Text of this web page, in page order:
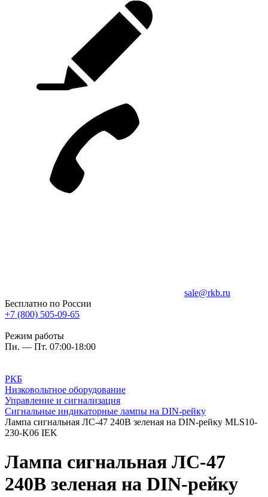
sale@rkb.ru
Бесплатно по России
+7 (800) 505-09-65
Режим работы
Пн. — Пт. 07:00-18:00
РКБ
Низковольтное оборудование
Управление и сигнализация
Сигнальные индикаторные лампы на DIN-рейку
Лампа сигнальная ЛС-47 240В зеленая на DIN-рейку MLS10-
230-K06 IEK
Лампа сигнальная ЛС-47
240В зеленая на DIN-рейку